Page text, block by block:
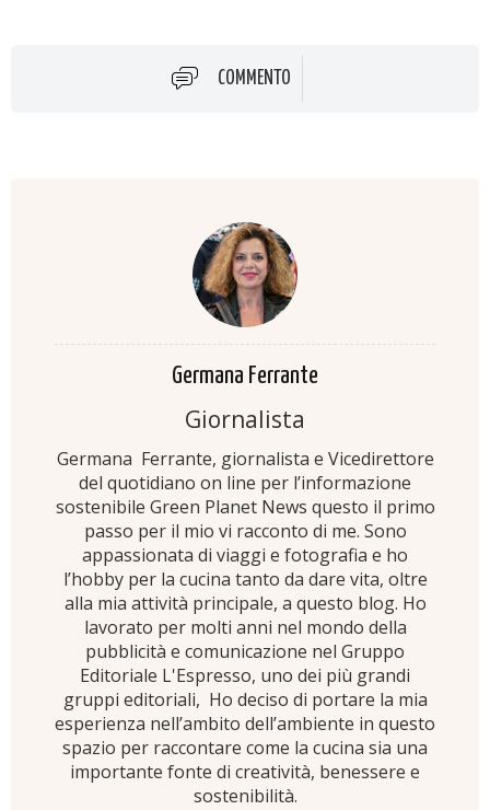
COMMENTO
Germana Ferrante
Giornalista
Germana Ferrante, giornalista e Vicedirettore
del quotidiano on line per l’informazione
sostenibile Green Planet News questo il primo
passo per il mio vi racconto di me. Sono
appassionata di viaggi e fotografia e ho
l’hobby per la cucina tanto da dare vita, oltre
alla mia attività principale, a questo blog. Ho
lavorato per molti anni nel mondo della
pubblicità e comunicazione nel Gruppo
Editoriale L'Espresso, uno dei più grandi
gruppi editoriali, Ho deciso di portare la mia
esperienza nell’ambito dell’ambiente in questo
spazio per raccontare come la cucina sia una
importante fonte di creatività, benessere e
sostenibilità.